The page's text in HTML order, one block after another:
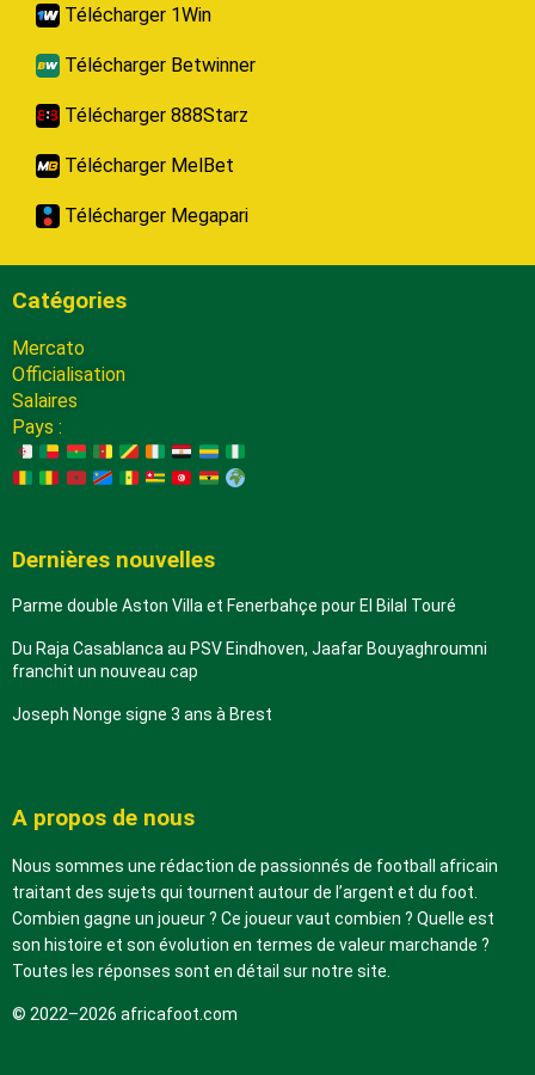
Télécharger 1Win
Télécharger Betwinner
Télécharger 888Starz
Télécharger MelBet
Télécharger Megapari
Catégories
Mercato
Officialisation
Salaires
Pays :
Dernières nouvelles
Parme double Aston Villa et Fenerbahçe pour El Bilal Touré
Du Raja Casablanca au PSV Eindhoven, Jaafar Bouyaghroumni
franchit un nouveau cap
Joseph Nonge signe 3 ans à Brest
A propos de nous
Nous sommes une rédaction de passionnés de football africain
traitant des sujets qui tournent autour de l’argent et du foot.
Combien gagne un joueur ? Ce joueur vaut combien ? Quelle est
son histoire et son évolution en termes de valeur marchande ?
Toutes les réponses sont en détail sur notre site.
© 2022–2026 africafoot.com